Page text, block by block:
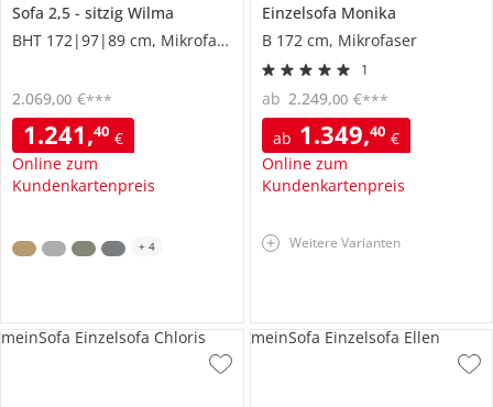
Sofa 2,5 - sitzig Wilma
BHT 172|97|89 cm, Mikrofaser
1.241,40 €
Online zum
Kundenkartenpreis
2.069,00 €***
+ 4
Einzelsofa Monika
B 172 cm, Mikrofaser
1
ab 1.349,40 €
Online zum
Kundenkartenpreis
ab 2.249,00 €***
Weitere Varianten
meinSofa Einzelsofa Chloris meinSofa Einzelsofa Ellen